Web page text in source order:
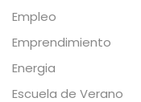
Empleo
Emprendimiento
Energia
Escuela de Verano